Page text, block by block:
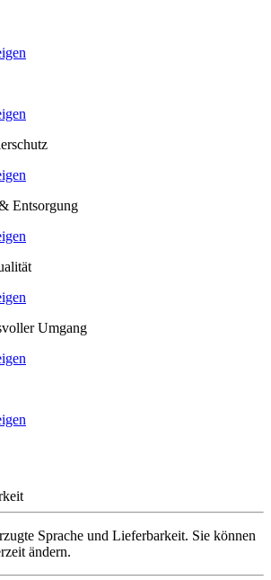
Entsorgung
Umgang
Sprache und Lieferbarkeit. Sie können
ändern.